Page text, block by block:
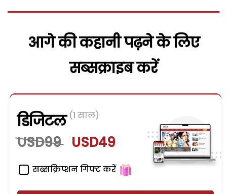
आगे की कहानी पढ़ने के लिए
सब्सक्राइब करें
डिजिटल (1 साल)
USD99 USD49
सब्सक्रिप्शन गिफ्ट करें